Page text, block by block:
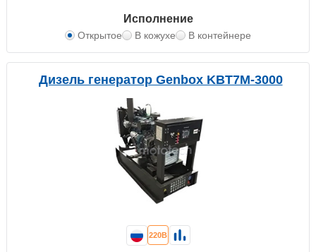
Исполнение
Открытое В кожухе В контейнере
Дизель генератор Genbox KBT7M-3000
220В